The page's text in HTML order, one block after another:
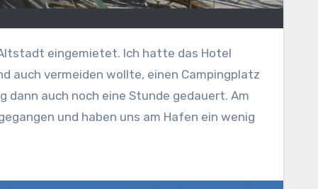
auch vermeiden wollte, einen Campingplatz
dann auch noch eine Stunde gedauert. Am
und haben uns am Hafen ein wenig